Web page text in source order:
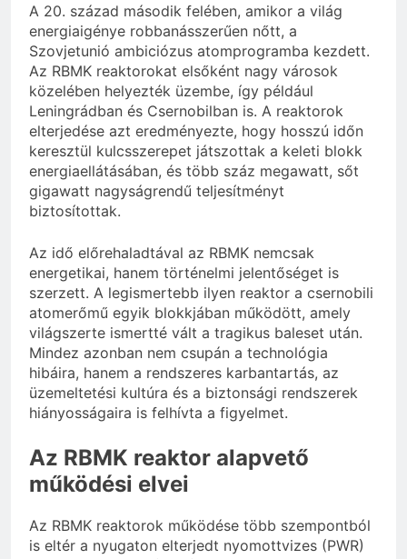
A 20. század második felében, amikor a világ
energiaigénye robbanásszerűen nőtt, a
Szovjetunió ambiciózus atomprogramba kezdett.
Az RBMK reaktorokat elsőként nagy városok
közelében helyezték üzembe, így például
Leningrádban és Csernobilban is. A reaktorok
elterjedése azt eredményezte, hogy hosszú időn
keresztül kulcsszerepet játszottak a keleti blokk
energiaellátásában, és több száz megawatt, sőt
gigawatt nagyságrendű teljesítményt
biztosítottak.
Az idő előrehaladtával az RBMK nemcsak
energetikai, hanem történelmi jelentőséget is
szerzett. A legismertebb ilyen reaktor a csernobili
atomerőmű egyik blokkjában működött, amely
világszerte ismertté vált a tragikus baleset után.
Mindez azonban nem csupán a technológia
hibáira, hanem a rendszeres karbantartás, az
üzemeltetési kultúra és a biztonsági rendszerek
hiányosságaira is felhívta a figyelmet.
Az RBMK reaktor alapvető
működési elvei
Az RBMK reaktorok működése több szempontból
is eltér a nyugaton elterjedt nyomottvizes (PWR)